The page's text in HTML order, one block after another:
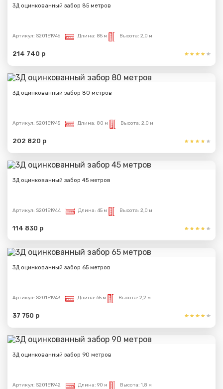
3Д оцинкованный забор 85 метров
Артикул: S201E1946 Длина: 85 м Высота: 2,0 м
214 740 р
3Д оцинкованный забор 80 метров
Артикул: S201E1945 Длина: 80 м Высота: 2,0 м
202 820 р
3Д оцинкованный забор 45 метров
Артикул: S201E1944 Длина: 45 м Высота: 2,0 м
114 830 р
3Д оцинкованный забор 65 метров
Артикул: S201E1943 Длина: 65 м Высота: 2,2 м
37 750 р
3Д оцинкованный забор 90 метров
Артикул: S201E1942 Длина: 90 м Высота: 1,8 м